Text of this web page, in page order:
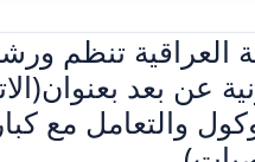
العراقية تنظم
عن بعد
والتعامل مع كبار